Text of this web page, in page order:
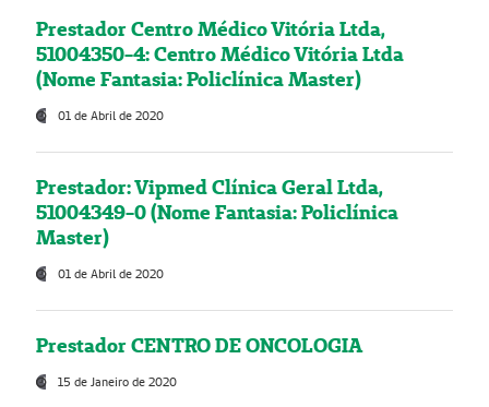
Prestador Centro Médico Vitória Ltda,
51004350-4: Centro Médico Vitória Ltda
(Nome Fantasia: Policlínica Master)
01 de Abril de 2020
Prestador: Vipmed Clínica Geral Ltda,
51004349-0 (Nome Fantasia: Policlínica
Master)
01 de Abril de 2020
Prestador CENTRO DE ONCOLOGIA
15 de Janeiro de 2020